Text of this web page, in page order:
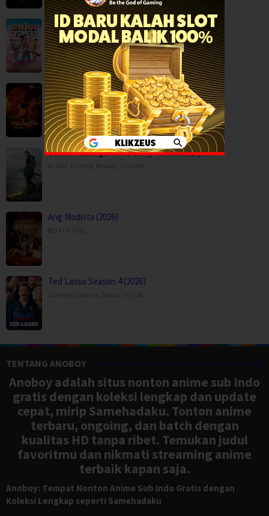
Mor Lam Rhythm (2026)
Comedy, Drama, Movies ,Music Thailand
Paithalattam (2026)
Crime,Movies,Thriller,
Son of Revenge – The Story of Kalevala (…
Ang Modista (2026)
Ted Lasso Season 4 (2026)
TENTANG ANOBOY
Anoboy adalah situs nonton anime sub Indo
gratis dengan koleksi lengkap dan update
cepat, mirip Samehadaku. Tonton anime
terbaru, ongoing, dan batch dengan
kualitas HD tanpa ribet. Temukan judul
favoritmu dan nikmati streaming anime
terbaik kapan saja.
Anoboy: Tempat Nonton Anime Sub Indo Gratis dengan
Koleksi Lengkap seperti Samehadaku